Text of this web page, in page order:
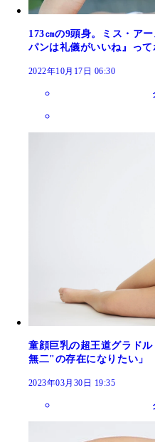
173㎝の9頭身。ミス・ア
パンは礼儀がいいね』って
2022年10月17日 06:30
童顔巨乳の超王道グラド
無二"の存在になりたい」
2023年03月30日 19:35